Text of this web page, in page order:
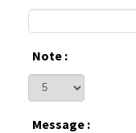
Note :
Message :